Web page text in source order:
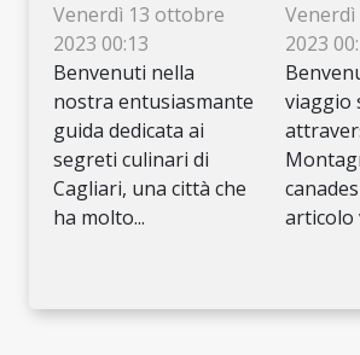
Venerdì 13 ottobre
2023 00:13
Benvenuti nella
nostra entusiasmante
guida dedicata ai
segreti culinari di
Cagliari, una città che
ha molto...
2023
viaggio
articolo